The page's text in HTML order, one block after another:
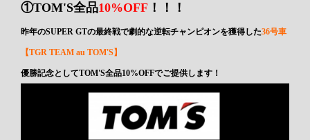
①TOM'S全品10%OFF ！！！
昨年のSUPER GTの最終戦で劇的な逆転チャンピオンを獲得した36号車
【TGR TEAM au TOM'S】
優勝記念としてTOM'S全品10%OFFでご提供します！